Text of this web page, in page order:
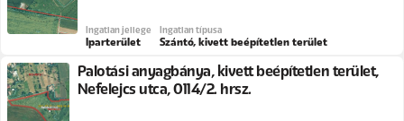
Ingatlan jellege
Iparterület
Ingatlan típusa
Szántó, kivett beépítetlen terület
Palotási anyagbánya, kivett beépítetlen terület,
Nefelejcs utca, 0114/2. hrsz.